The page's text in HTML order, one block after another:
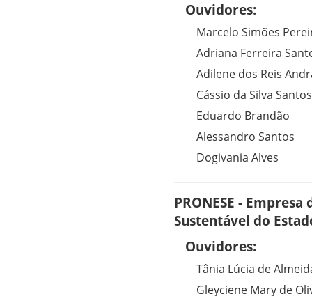
Ouvidores:
Marcelo Simões
Adriana Ferreira
Adilene dos Reis
Cássio da Silva
Eduardo Brandão
Alessandro Santos
Dogivania Alves
PRONESE -
Sustentável do
Ouvidores:
Tânia Lúcia de
Gleyciene Mary de